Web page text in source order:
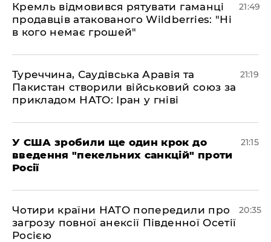
​Кремль відмовився рятувати гаманці
продавців атакованого Wildberries: "Ні
в кого немає грошей"
21:49
​Туреччина, Саудівська Аравія та
Пакистан створили військовий союз за
прикладом НАТО: Іран у гніві
21:19
​У США зробили ще один крок до
введення "пекельних санкцій" проти
Росії
21:15
​Чотири країни НАТО попередили про
загрозу повної анексії Південної Осетії
Росією
20:35